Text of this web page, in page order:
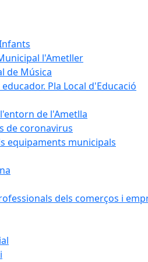
l'Ametller
de Música
Pla Local d'Educació
de l'Ametlla
de coronavirus
equipaments municipals
dels comerços i